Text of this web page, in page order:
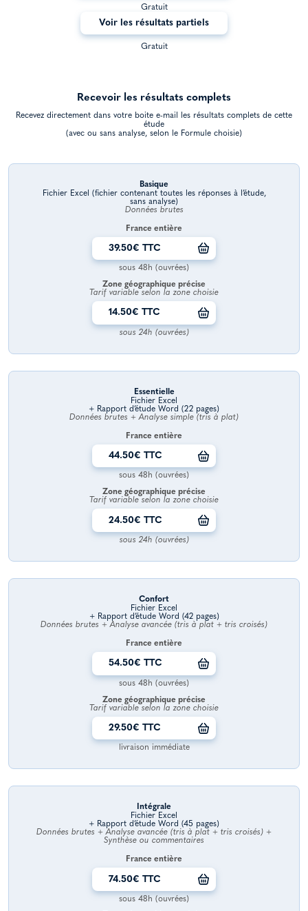
Gratuit
Voir les résultats partiels
Gratuit
Recevoir les résultats complets
Recevez directement dans votre boite e-mail les résultats complets de cette
étude
(avec ou sans analyse, selon le Formule choisie)
Basique
Fichier Excel (fichier contenant toutes les réponses à l’étude,
sans analyse)
Données brutes
France entière
39.50€ TTC
sous 48h (ouvrées)
Zone géographique précise
Tarif variable selon la zone choisie
14.50€ TTC
sous 24h (ouvrées)
Essentielle
Fichier Excel
+ Rapport d’étude Word (22 pages)
Données brutes + Analyse simple (tris à plat)
France entière
44.50€ TTC
sous 48h (ouvrées)
Zone géographique précise
Tarif variable selon la zone choisie
24.50€ TTC
sous 24h (ouvrées)
Confort
Fichier Excel
+ Rapport d’étude Word (42 pages)
Données brutes + Analyse avancée (tris à plat + tris croisés)
France entière
54.50€ TTC
sous 48h (ouvrées)
Zone géographique précise
Tarif variable selon la zone choisie
29.50€ TTC
livraison immédiate
Intégrale
Fichier Excel
+ Rapport d’étude Word (45 pages)
Données brutes + Analyse avancée (tris à plat + tris croisés) +
Synthèse ou commentaires
France entière
74.50€ TTC
sous 48h (ouvrées)